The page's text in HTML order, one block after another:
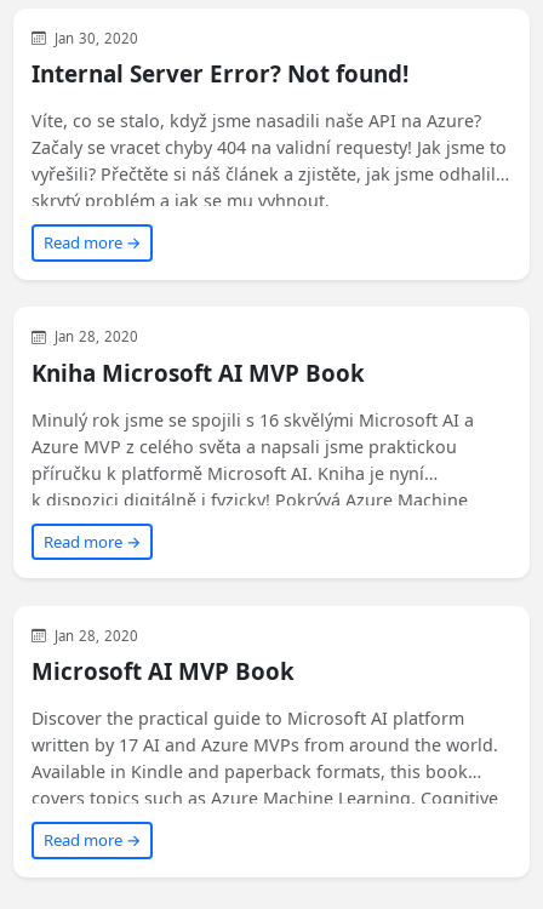
Uncategorized
Jan 30, 2020
Internal Server Error? Not found!
Víte, co se stalo, když jsme nasadili naše API na Azure?
Začaly se vracet chyby 404 na validní requesty! Jak jsme to
vyřešili? Přečtěte si náš článek a zjistěte, jak jsme odhalili
skrytý problém a jak se mu vyhnout.
Read more →
Azure Development
Jan 28, 2020
Kniha Microsoft AI MVP Book
Minulý rok jsme se spojili s 16 skvělými Microsoft AI a
Azure MVP z celého světa a napsali jsme praktickou
příručku k platformě Microsoft AI. Kniha je nyní
k dispozici digitálně i fyzicky! Pokrývá Azure Machine
Learning, Cognitive Services, verzování strojového učení,
Bot Framework a AI v Power Platform. Podělte se s námi
o své zkušenosti, abychom mohli knihu ještě vylepšit!
Read more →
Azure Development
Jan 28, 2020
Microsoft AI MVP Book
Discover the practical guide to Microsoft AI platform
written by 17 AI and Azure MVPs from around the world.
Available in Kindle and paperback formats, this book
covers topics such as Azure Machine Learning, Cognitive
Services, and more. Start your journey into Microsoft AI
today!
Read more →